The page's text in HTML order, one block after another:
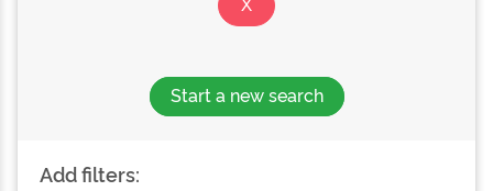
Start a new search
Add filters: